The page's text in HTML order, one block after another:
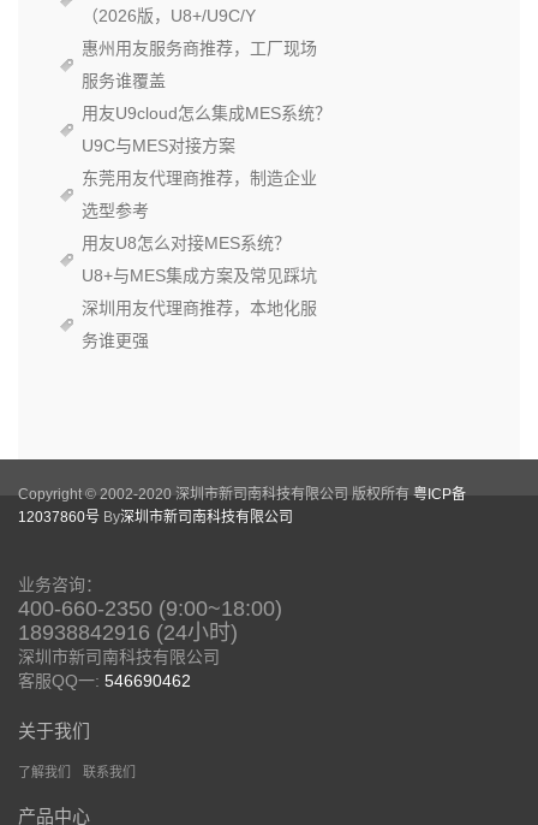
（2026版，U8+/U9C/Y
惠州用友服务商推荐，工厂现场
服务谁覆盖
用友U9cloud怎么集成MES系统？
U9C与MES对接方案
东莞用友代理商推荐，制造企业
选型参考
用友U8怎么对接MES系统？
U8+与MES集成方案及常见踩坑
深圳用友代理商推荐，本地化服
务谁更强
Copyright © 2002-2020 深圳市新司南科技有限公司 版权所有 粤ICP备
12037860号 By深圳市新司南科技有限公司
业务咨询：
400-660-2350 (9:00~18:00)
18938842916 (24小时)
深圳市新司南科技有限公司
客服QQ一: 546690462
关于我们
了解我们 联系我们
产品中心